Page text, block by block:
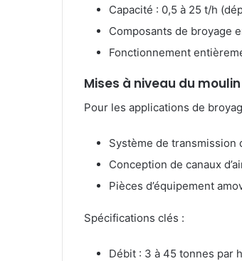
Capacité : 0,5 à 25 t/h
Composants de broyage
Fonctionnement
Mises à niveau du
Pour les applications de
Système de transmission
Conception de canaux
Pièces d’équipement
Spécifications clés :
Débit : 3 à 45 tonnes par